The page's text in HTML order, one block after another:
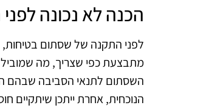
הכנה לא נכונה
לפני התקנה של שסתום בטיחות,
מתבצעת כפי שצריך, מה
השסתום לתנאי הסביבה שבהם
הנוכחית, אחרת ייתכן שיתקיים